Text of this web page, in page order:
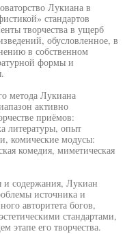
Лукиана в
стандартов
творчества в ущерб
обусловленное, в
в собственном
формы и
метода Лукиана
активно
приёмов:
литературы, опыт
комические модусы:
комедия, миметическая
содержания, Лукиан
источника и
авторитета богов,
стандартами,
этапе его творчества.